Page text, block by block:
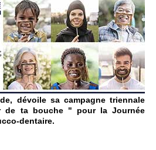
dévoile sa campagne triennale
de ta bouche " pour la Journée
dentaire.